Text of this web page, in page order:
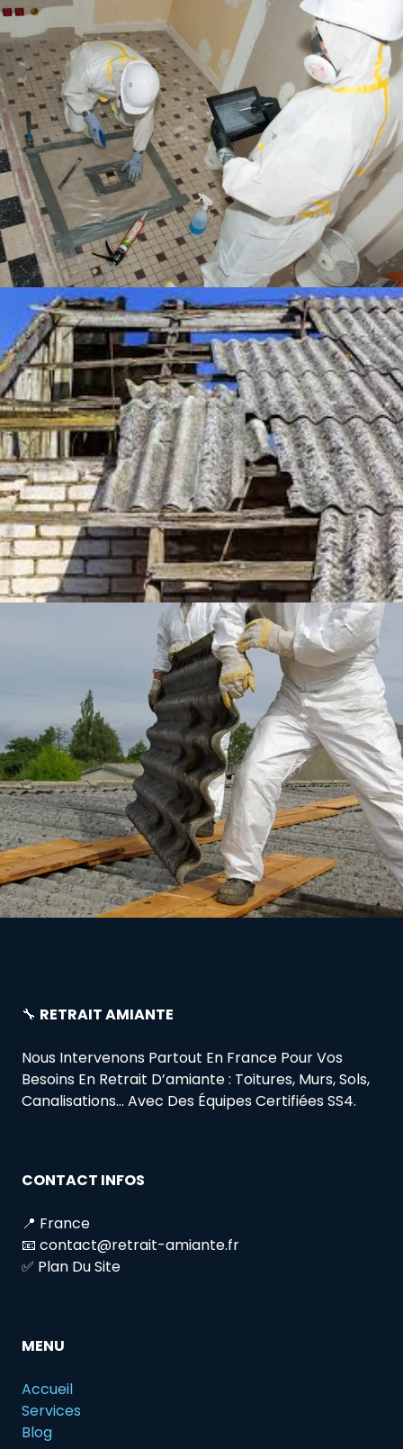
🔧 RETRAIT AMIANTE
Nous Intervenons Partout En France Pour Vos
Besoins En Retrait D’amiante : Toitures, Murs, Sols,
Canalisations… Avec Des Équipes Certifiées SS4.
CONTACT INFOS
📍 France
📧 contact@retrait-amiante.fr
✅ Plan Du Site
MENU
Accueil
Services
Blog